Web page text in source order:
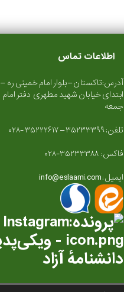
اطلاعات تماس
آدرس:تاکستان – بلوار امام خمینی ره –
ابتدای خیابان شهید مطهری دفتر امام
جمعه
تلفن: ۳۵۲۳۳۳۹۹ – ۳۵۲۲۲۶۱۷ -۰۲۸
فاکس: ۳۵۲۳۳۳۸۸-۰۲۸
ایمیل : info@eslaami.com